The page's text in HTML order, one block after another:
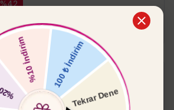
%42
₺ 119.00 ₺ 69.00
Pasta Paleti Küt